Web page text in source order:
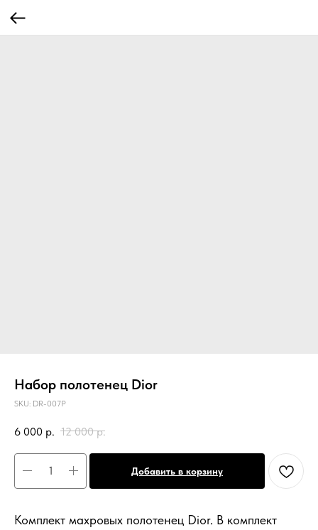
Набор полотенец Dior
SKU: DR-007P
6 000 р. 12 000 р.
Добавить в корзину
Комплект махровых полотенец Dior. В комплект